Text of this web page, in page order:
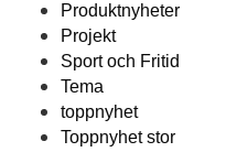
Produktnyheter
Projekt
Sport och Fritid
Tema
toppnyhet
Toppnyhet stor